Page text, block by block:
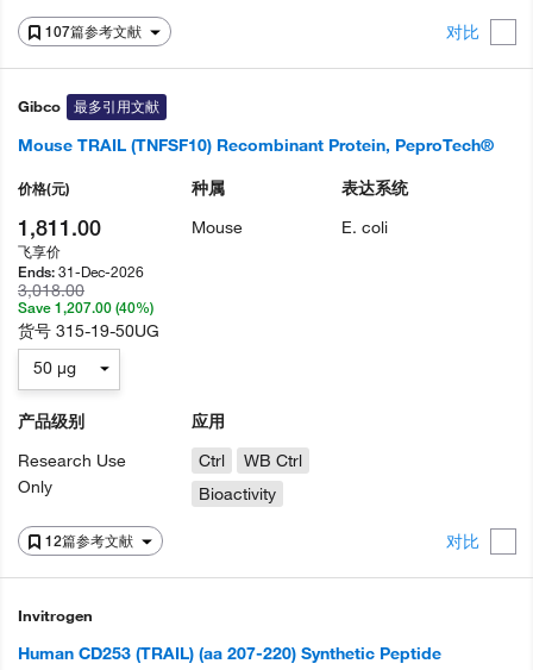
107篇参考文献 对比
Gibco 最多引用文献
Mouse TRAIL (TNFSF10) Recombinant Protein, PeproTech®
12篇参考文献 对比
种属
Mouse
表达系统
E. coli
产品级别
Research Use
Only
应用
Ctrl
WB Ctrl
Bioactivity
价格(元)
1,811.00
飞享价
Ends: 31-Dec-2026
3,018.00
Save 1,207.00 (40%)
货号 315-19-50UG
50 µg
Invitrogen
Human CD253 (TRAIL) (aa 207-220) Synthetic Peptide